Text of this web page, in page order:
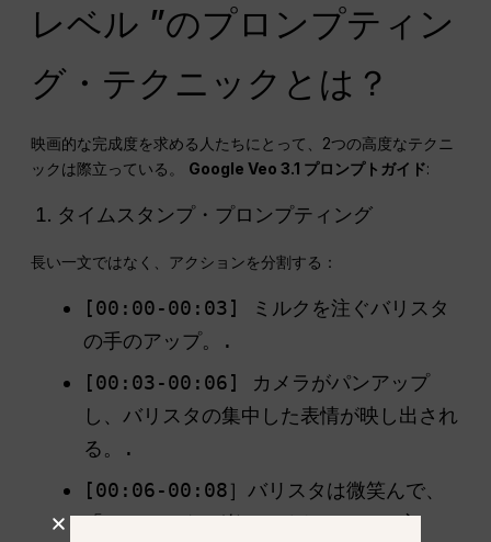
レベル ”のプロンプティン
グ・テクニックとは？
映画的な完成度を求める人たちにとって、2つの高度なテクニ
ックは際立っている。 Google Veo 3.1 プロンプトガイド:
タイムスタンプ・プロンプティング
長い一文ではなく、アクションを分割する：
[00:00-00:03] ミルクを注ぐバリスタ
の手のアップ。.
[00:03-00:06] カメラがパンアップ
し、バリスタの集中した表情が映し出され
る。.
[00:06-00:08］バリスタは微笑んで、
「コーヒーをお楽しみください」と言